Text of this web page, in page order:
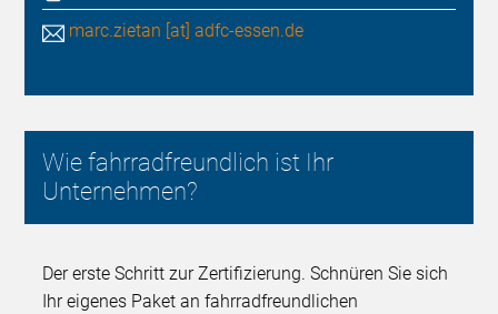
marc.zietan [at] adfc-essen.de
Wie fahrradfreundlich ist Ihr
Unternehmen?
Der erste Schritt zur Zertifizierung. Schnüren Sie sich
Ihr eigenes Paket an fahrradfreundlichen